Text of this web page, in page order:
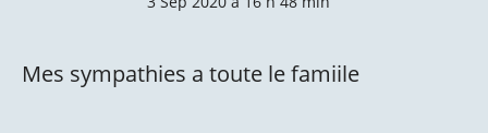
Mes sympathies a toute le famiile